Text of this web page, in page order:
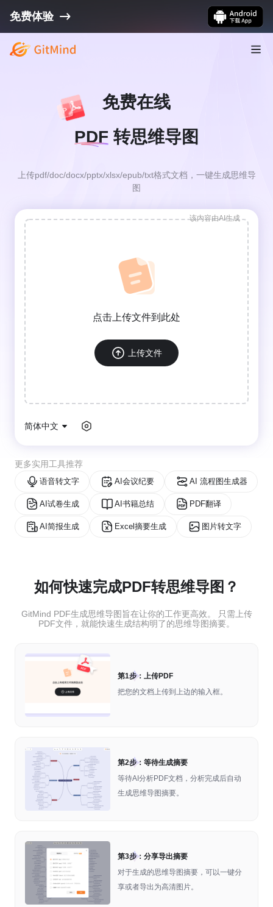
免费体验
免费在线
PDF 转思维导图
上传pdf/doc/docx/pptx/xlsx/epub/txt格式文档，一键生成思维导
图
该内容由AI生成
点击上传文件到此处
上传文件
简体中文
更多实用工具推荐
语音转文字 AI会议纪要 AI 流程图生成器
AI试卷生成 AI书籍总结 PDF翻译
AI简报生成 Excel摘要生成 图片转文字
如何快速完成PDF转思维导图？
GitMind PDF生成思维导图旨在让你的工作更高效。 只需上传
PDF文件，就能快速生成结构明了的思维导图摘要。
第1步：上传PDF
把您的文档上传到上边的输入框。
第2步：等待生成摘要
等待AI分析PDF文档，分析完成后自动
生成思维导图摘要。
第3步：分享导出摘要
对于生成的思维导图摘要，可以一键分
享或者导出为高清图片。